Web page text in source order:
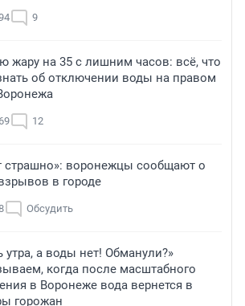
9
жару на 35 с лишним часов: всё, что
об отключении воды на правом
12
страшно»: воронежцы сообщают о
в городе
Обсудить
утра, а воды нет! Обманули?»
когда после масштабного
в Воронеже вода вернется в
горожан